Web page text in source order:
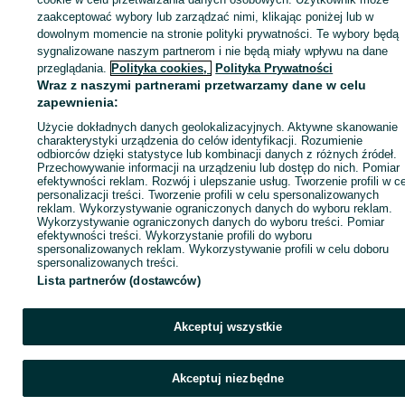
ID:936180568 Wyświetlenia:
Zadzwoń / SMS
zaakceptować wybory lub zarządzać nimi, klikając poniżej lub w
dowolnym momencie na stronie polityki prywatności. Te wybory będą
sygnalizowane naszym partnerom i nie będą miały wpływu na dane
przeglądania. Polityka cookies, Polityka Prywatności
Wraz z naszymi partnerami przetwarzamy dane w celu
zapewnienia:
Użycie dokładnych danych geolokalizacyjnych. Aktywne skanowanie
charakterystyki urządzenia do celów identyfikacji. Rozumienie
odbiorców dzięki statystyce lub kombinacji danych z różnych źródeł.
Przechowywanie informacji na urządzeniu lub dostęp do nich. Pomiar
efektywności reklam. Rozwój i ulepszanie usług. Tworzenie profili w
personalizacji treści. Tworzenie profili w celu spersonalizowanych
reklam. Wykorzystywanie ograniczonych danych do wyboru reklam.
Wykorzystywanie ograniczonych danych do wyboru treści. Pomiar
efektywności treści. Wykorzystanie profili do wyboru
spersonalizowanych reklam. Wykorzystywanie profili w celu doboru
spersonalizowanych treści.
Lista partnerów (dostawców)
Akceptuj wszystkie
Akceptuj niezbędne